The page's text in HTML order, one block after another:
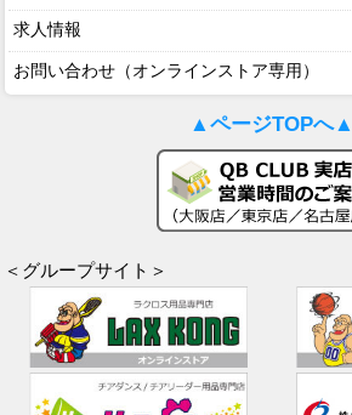
求人情報
お問い合わせ（オンラインストア専用）
▲ページTOPへ▲
＜グループサイト＞